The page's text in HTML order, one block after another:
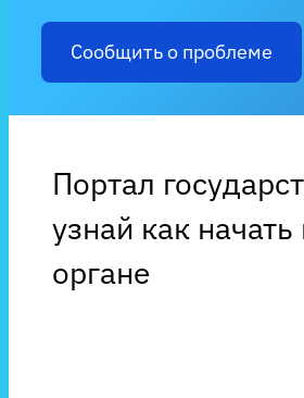
Сообщить о проблеме
Портал
узнай как
органе